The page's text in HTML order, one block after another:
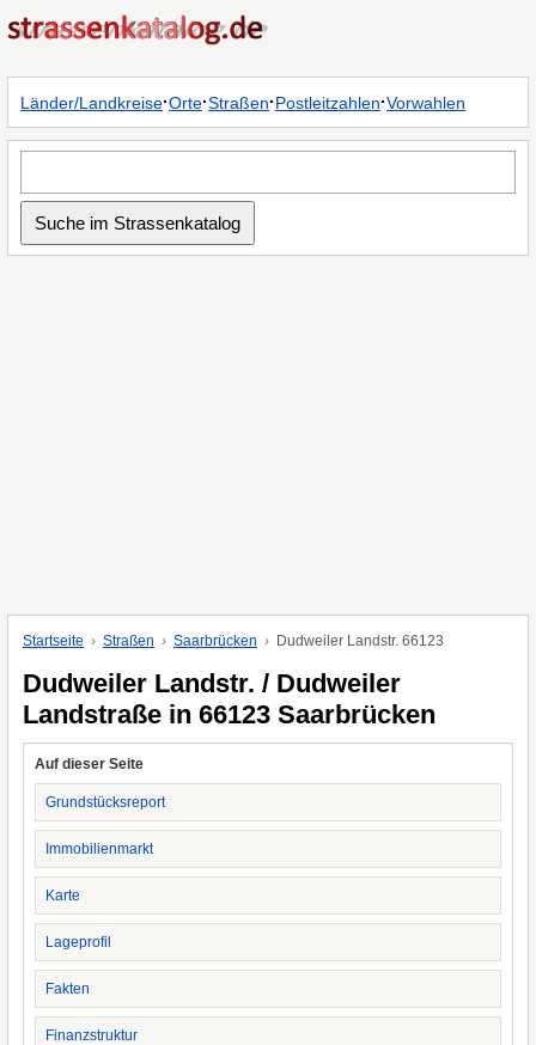
Länder/Landkreise·Orte·Straßen·Postleitzahlen·Vorwahlen
Startseite Straßen Saarbrücken Dudweiler Landstr. 66123
Dudweiler Landstr. / Dudweiler
Landstraße in 66123 Saarbrücken
Auf dieser Seite
Grundstücksreport
Immobilienmarkt
Karte
Lageprofil
Fakten
Finanzstruktur